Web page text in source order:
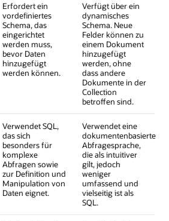
Erfordert ein
vordefiniertes
Schema, das
eingerichtet
werden muss,
bevor Daten
hinzugefügt
werden können.
Verfügt über ein
dynamisches
Schema. Neue
Felder können zu
einem Dokument
hinzugefügt
werden, ohne
dass andere
Dokumente in der
Collection
betroffen sind.
Verwendet SQL,
das sich
besonders für
komplexe
Abfragen sowie
zur Definition und
Manipulation von
Daten eignet.
Verwendet eine
dokumentenbasierte
Abfragesprache,
die als intuitiver
gilt, jedoch
weniger
umfassend und
vielseitig ist als
SQL.